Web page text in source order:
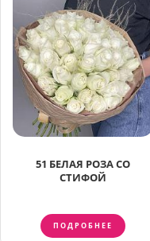
51 БЕЛАЯ РОЗА СО
СТИФОЙ
ПОДРОБНЕЕ